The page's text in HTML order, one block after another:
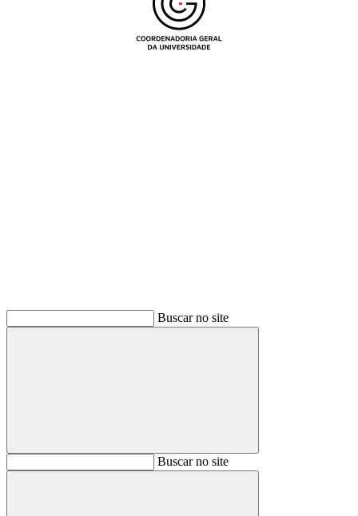
Buscar no site
BuscarBuscar no site